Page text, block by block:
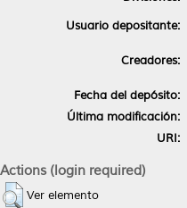
Usuario depositante:
Creadores:
Fecha del depósito:
Última modificación:
URI:
Actions (login required)
Ver elemento